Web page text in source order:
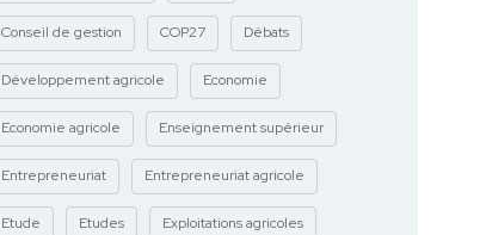
Conseil de gestion COP27 Débats
Développement agricole Economie
Economie agricole Enseignement supérieur
Entrepreneuriat Entrepreneuriat agricole
Etude Etudes Exploitations agricoles